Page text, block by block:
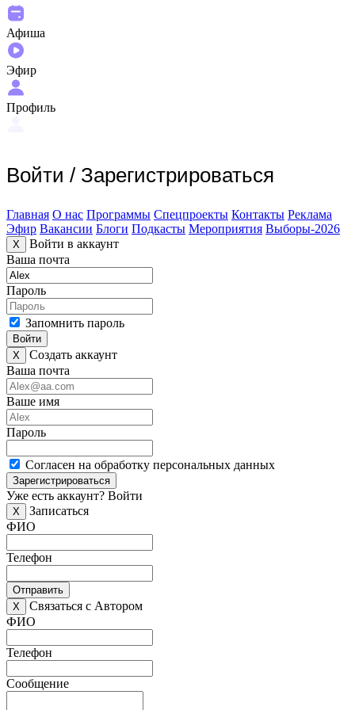
Афиша
Эфир
Профиль
Войти / Зарегистрироваться
Главная О нас Программы Спецпроекты Контакты Реклама
Эфир Вакансии Блоги Подкасты Мероприятия Выборы-2026
X
Войти в аккаунт
Ваша почта
Пароль
Запомнить пароль
Войти
X
Создать аккаунт
Ваша почта
Ваше имя
Пароль
Согласен на обработку персональных данных
Зарегистрироваться
Уже есть аккаунт? Войти
X
Записаться
ФИО
Телефон
Отправить
X
Связаться с Автором
ФИО
Телефон
Сообщение